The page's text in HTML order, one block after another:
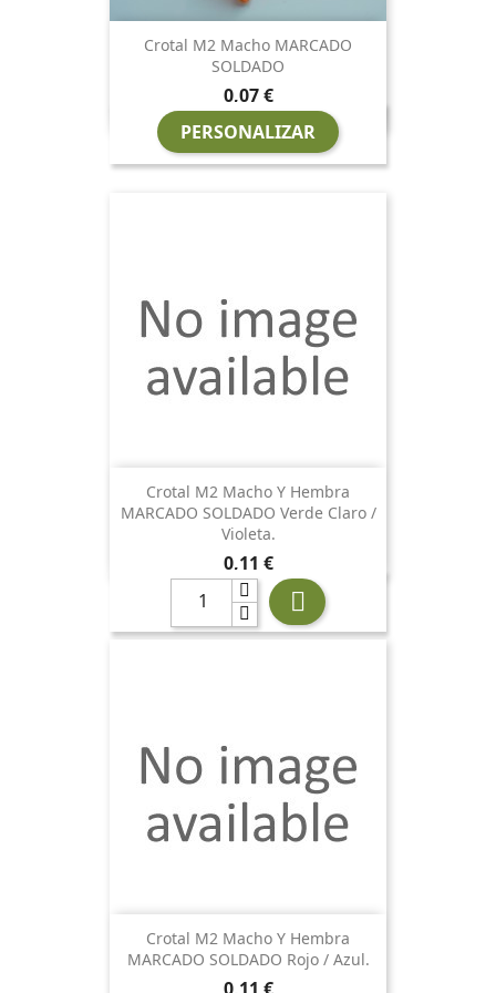
Crotal M2 Macho MARCADO
SOLDADO
Precio
0,07 €
PERSONALIZAR
Crotal M2 Macho Y Hembra
MARCADO SOLDADO Verde Claro /
Violeta.
Precio
0,11 €

Crotal M2 Macho Y Hembra
MARCADO SOLDADO Rojo / Azul.
Precio